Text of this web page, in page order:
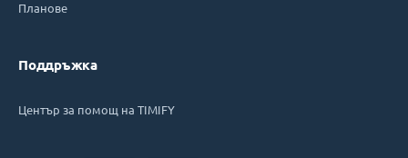
Планове
Поддръжка
Център за помощ на TIMIFY